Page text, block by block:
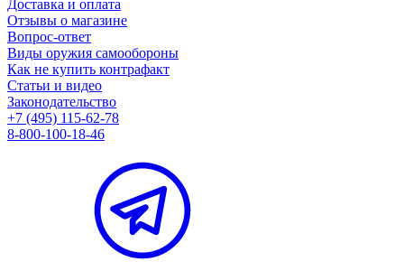
Доставка и оплата
Отзывы о магазине
Вопрос-ответ
Виды оружия самообороны
Как не купить контрафакт
Статьи и видео
Законодательство
+7 (495) 115-62-78
8-800-100-18-46